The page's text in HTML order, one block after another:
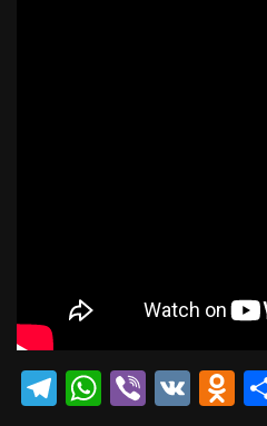
Telegram
Viber
VK